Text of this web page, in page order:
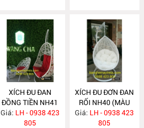
XÍCH ĐU ĐAN
ĐỒNG TIỀN NH41
Giá: LH - 0938 423
805
XÍCH ĐU ĐƠN ĐAN
RỐI NH40 (MÀU
TRẮNG)
Giá: LH - 0938 423
805